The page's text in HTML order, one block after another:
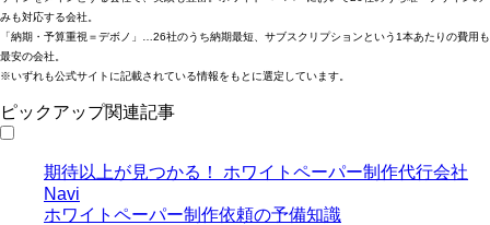
みも対応する会社。
「納期・予算重視＝デボノ」…26社のうち納期最短、サブスクリプションという1本あたりの費用も
最安の会社。
※いずれも公式サイトに記載されている情報をもとに選定しています。
ピックアップ関連記事
期待以上が見つかる！ ホワイトペーパー制作代行会社
Navi
ホワイトペーパー制作依頼の予備知識